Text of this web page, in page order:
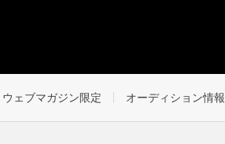
ウェブマガジン限定 オーディション情報